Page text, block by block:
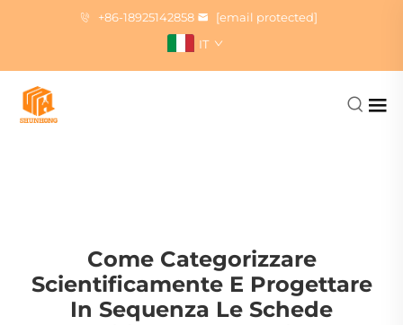
+86-18925142858
[email protected]
IT
Come Categorizzare
Scientificamente E Progettare
In Sequenza Le Schede